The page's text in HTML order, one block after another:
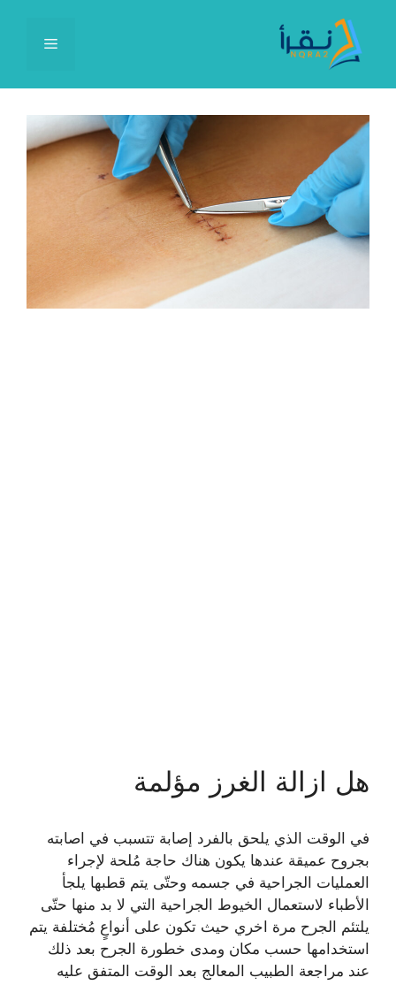
المحتوى
القائمة
هل ازالة الغرز مؤلمة
في الوقت الذي يلحق بالفرد إصابة تتسبب في اصابته
بجروح عميقة عندها يكون هناك حاجة مُلحة لإجراء
العمليات الجراحية في جسمه وحتّى يتم قطبها يلجأ
الأطباء لاستعمال الخيوط الجراحية التي لا بد منها حتّى
يلتئم الجرح مرة اخري حيث تكون على أنواعٍ مُختلفة يتم
استخدامها حسب مكان ومدى خطورة الجرح بعد ذلك
عند مراجعة الطبيب المعالج بعد الوقت المتفق عليه